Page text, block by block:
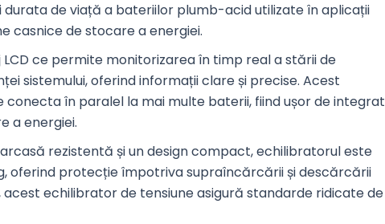
de viață a bateriilor plumb-acid utilizate în aplicații
casnice de stocare a energiei.
ce permite monitorizarea în timp real a stării de
sistemului, oferind informații clare și precise. Acest
în paralel la mai multe baterii, fiind ușor de integrat
a energiei.
rezistentă și un design compact, echilibratorul este
oferind protecție împotriva supraîncărcării și descărcării
acest echilibrator de tensiune asigură standarde ridicate de